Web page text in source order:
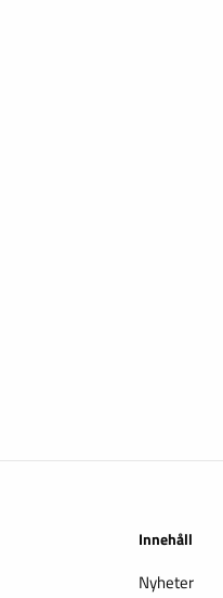
Innehåll
Nyheter